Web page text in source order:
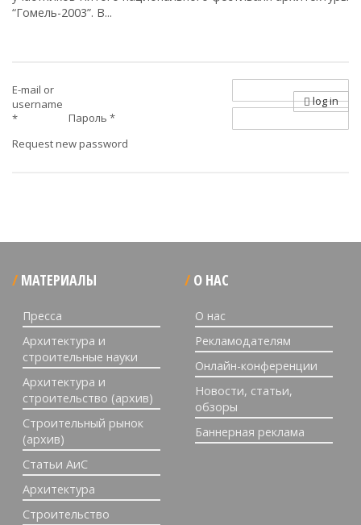
“Гомель-2003”. В...
E-mail or
username
*
Пароль *
Request new password
log in
МАТЕРИАЛЫ
Пресса
Архитектура и
строительные науки
Архитектура и
строительство (архив)
Строительный рынок
(архив)
Статьи АиС
Архитектура
Строительство
О НАС
О нас
Рекламодателям
Онлайн-конференции
Новости, статьи,
обзоры
Баннерная реклама